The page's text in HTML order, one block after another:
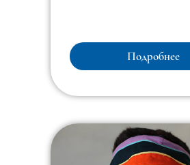
Подробнее